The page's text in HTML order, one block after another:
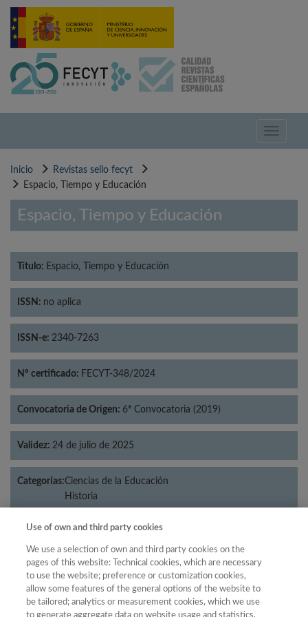
Pasar
contenido
Toggle
Inicio
Revistas sello fecyt
Espacio, Tiempo y Educación
Espacio, Tiempo y Educación
Título: Espacio, Tiempo y Educación
ISSN: no aplica
ISSN-e: 2340-7263
Nº certificado: FECYT-348/2024
Convocatoria de Origen: 6ª Convocatoria (2019)
Validez: 24 de julio de 2025
Categorías:Ciencias de la Educación
Historia
Año
Año Filtrar
Use of own and third party cookies
We use a selection of own and third party cookies on the
pages of this website: Technical cookies, which are necessary
to use the website; preference or customization cookies,
allow some features of the general options of the website to
be tailored; analytics or measurement cookies, which we use